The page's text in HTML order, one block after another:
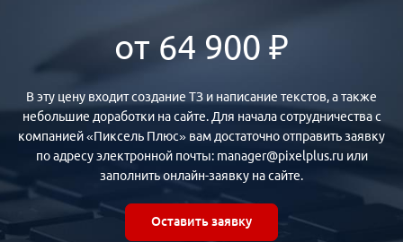
от 64 900 ₽
В эту цену входит создание ТЗ и написание текстов, а также
небольшие доработки на сайте. Для начала сотрудничества с
компанией «Пиксель Плюс» вам достаточно отправить заявку
по адресу электронной почты: manager@pixelplus.ru или
заполнить онлайн-заявку на сайте.
Оставить заявку